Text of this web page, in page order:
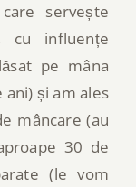
servește
cu influențe
pe mâna
și am ales
mâncare (au
30 de
(le vom